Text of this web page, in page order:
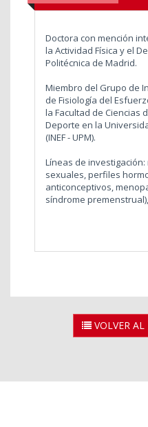
Doctora con mención
la Actividad Física y el
Politécnica de Madrid.
Miembro del Grupo de
de Fisiología del
la Facultad de Ciencias
Deporte en la
(INEF - UPM).
Líneas de
sexuales, perfiles
anticonceptivos,
síndrome
VOLVER AL